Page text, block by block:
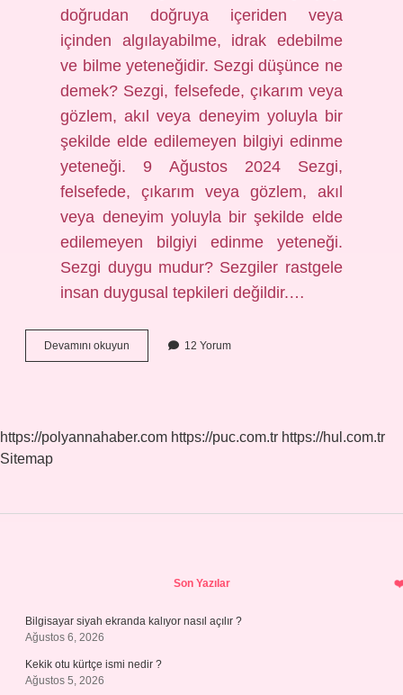
doğrudan doğruya içeriden veya
içinden algılayabilme, idrak edebilme
ve bilme yeteneğidir. Sezgi düşünce ne
demek? Sezgi, felsefede, çıkarım veya
gözlem, akıl veya deneyim yoluyla bir
şekilde elde edilemeyen bilgiyi edinme
yeteneği. 9 Ağustos 2024 Sezgi,
felsefede, çıkarım veya gözlem, akıl
veya deneyim yoluyla bir şekilde elde
edilemeyen bilgiyi edinme yeteneği.
Sezgi duygu mudur? Sezgiler rastgele
insan duygusal tepkileri değildir.…
Devamını okuyun
Ve
12 Yorum
https://polyannahaber.com https://puc.com.tr https://hul.com.tr
Sitemap
Son Yazılar
Bilgisayar siyah ekranda kalıyor nasıl açılır ?
Ağustos 6, 2026
Kekik otu kürtçe ismi nedir ?
Ağustos 5, 2026